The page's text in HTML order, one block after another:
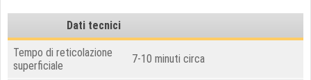
Dati tecnici
Tempo di reticolazione
superficiale
7-10 minuti circa